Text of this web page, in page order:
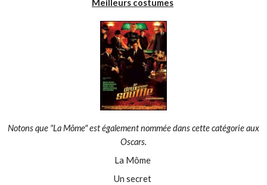
Meilleurs costumes
Notons que "La Môme" est également nommée dans cette catégorie aux
Oscars.
La Môme
Un secret